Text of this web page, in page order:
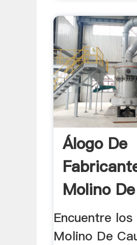
Álogo De
Molino
Encuentre
Molino De